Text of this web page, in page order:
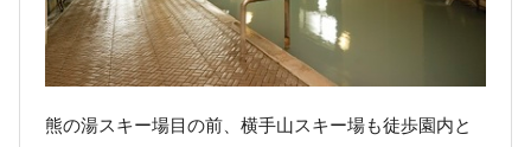
熊の湯スキー場目の前、横手山スキー場も徒歩園内と